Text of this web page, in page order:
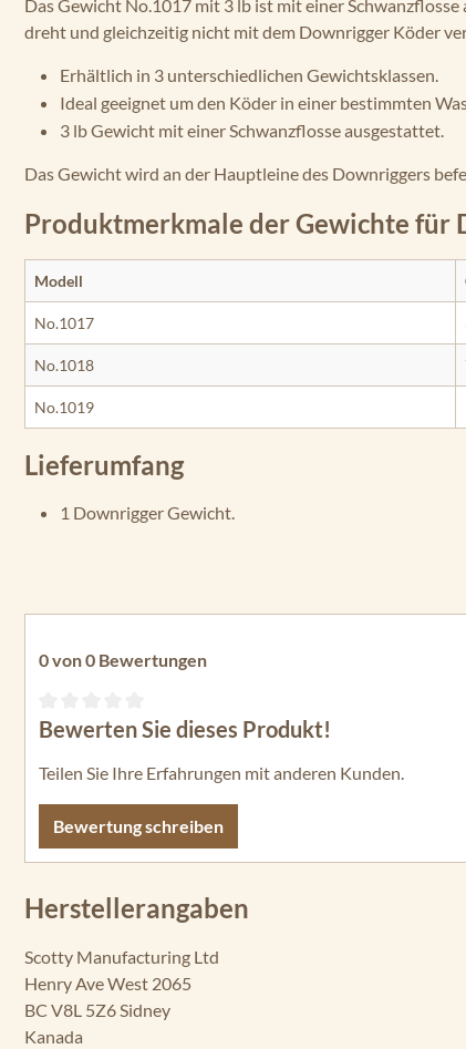
Das Gewicht No.1017 mit 3 lb ist mit einer
dreht und gleichzeitig nicht mit dem Downrigger Köder
Erhältlich in 3 unterschiedlichen Gewichtsklassen.
Ideal geeignet um den Köder in einer bestimmten
3 lb Gewicht mit einer Schwanzflosse ausgestattet.
Das Gewicht wird an der Hauptleine des Downriggers
Produktmerkmale der Gewichte für
Modell
No.1017
No.1018
No.1019
Lieferumfang
1 Downrigger Gewicht.
0 von 0 Bewertungen
Durchschnittliche Bewertung von 0 von 5 Sternen
Bewerten Sie dieses Produkt!
Teilen Sie Ihre Erfahrungen mit anderen Kunden.
Bewertung schreiben
Herstellerangaben
Scotty Manufacturing Ltd
Henry Ave West 2065
BC V8L 5Z6 Sidney
Kanada